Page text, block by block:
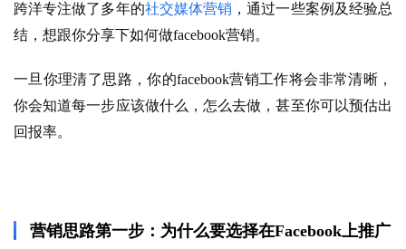
跨洋专注做了多年的社交媒体营销 ，通过一些案例及经验总
结，想跟你分享下如何做facebook营销。
一旦你理清了思路，你的facebook营销工作将会非常清晰，
你会知道每一步应该做什么，怎么去做，甚至你可以预估出
回报率。
营销思路第一步：为什么要选择在Facebook上推广